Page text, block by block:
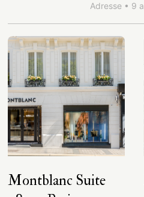
Adresse • 9
Montblanc Suite